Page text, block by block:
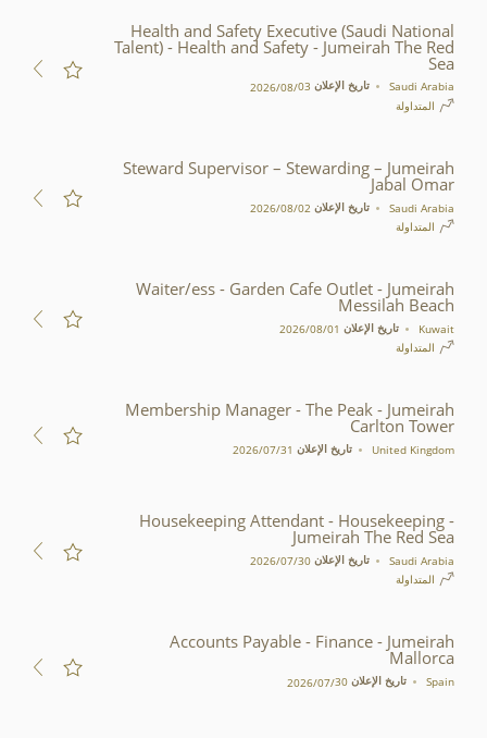
Health and Safety Executive (Saudi National
Talent) - Health and Safety - Jumeirah The Red
Sea
Saudi Arabia تاريخ الإعلان 03‏/08‏/2026
المتداولة
Steward Supervisor – Stewarding – Jumeirah
Jabal Omar
Saudi Arabia تاريخ الإعلان 02‏/08‏/2026
المتداولة
Waiter/ess - Garden Cafe Outlet - Jumeirah
Messilah Beach
Kuwait تاريخ الإعلان 01‏/08‏/2026
المتداولة
Membership Manager - The Peak - Jumeirah
Carlton Tower
United Kingdom تاريخ الإعلان 31‏/07‏/2026
Housekeeping Attendant - Housekeeping -
Jumeirah The Red Sea
Saudi Arabia تاريخ الإعلان 30‏/07‏/2026
المتداولة
Accounts Payable - Finance - Jumeirah
Mallorca
Spain تاريخ الإعلان 30‏/07‏/2026